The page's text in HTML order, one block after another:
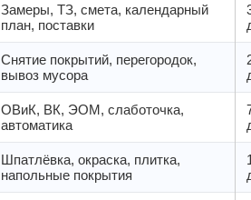
Замеры, ТЗ, смета, календарный
план, поставки
Снятие покрытий, перегородок,
вывоз мусора
ОВиК, ВК, ЭОМ, слаботочка,
автоматика
Шпатлёвка, окраска, плитка,
напольные покрытия